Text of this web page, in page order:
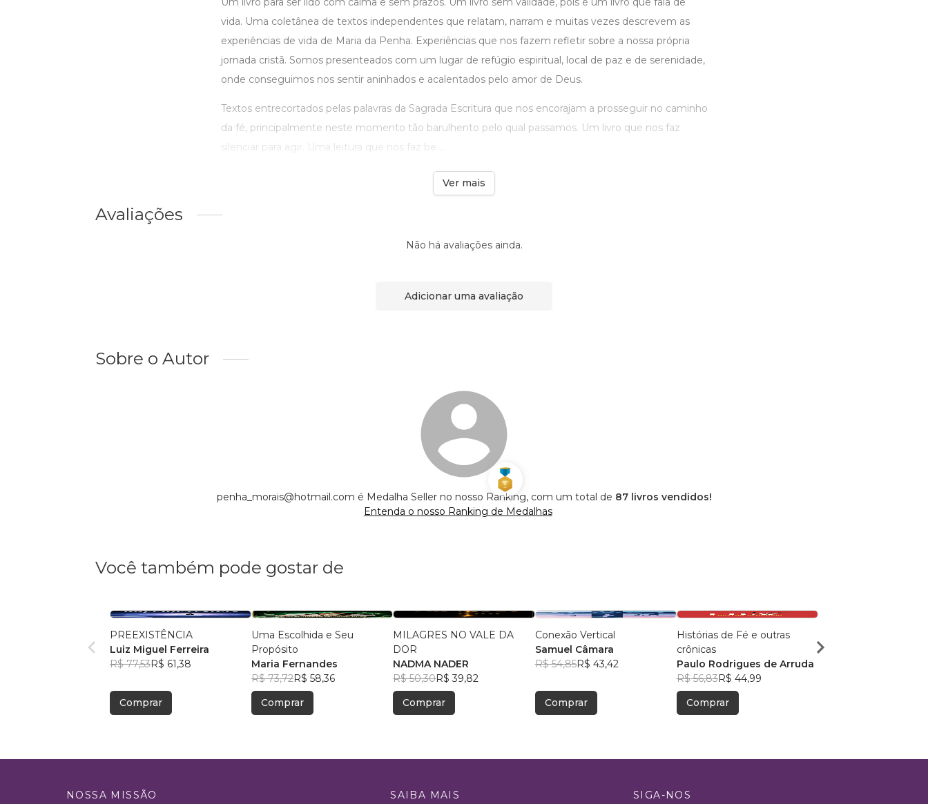
vida. Uma coletânea de textos independentes que relatam, narram e muitas vezes descrevem as
experiências de vida de Maria da Penha. Experiências que nos fazem refletir sobre a nossa própria
jornada cristã. Somos presenteados com um lugar de refúgio espiritual, local de paz e de serenidade,
onde conseguimos nos sentir aninhados e acalentados pelo amor de Deus.
Textos entrecortados pelas palavras da Sagrada Escritura que nos encorajam a prosseguir no caminho
da fé, principalmente neste momento tão barulhento pelo qual passamos. Um livro que nos faz
silenciar para agir. Uma leitura que nos faz be ...
Ver mais
Avaliações
Não há avaliações ainda.
Adicionar uma avaliação
Sobre o Autor
penha_morais@hotmail.com é Medalha Seller no nosso Ranking, com um total de 87 livros vendidos!
Entenda o nosso Ranking de Medalhas
Você também pode gostar de
PREEXISTÊNCIA
Luiz Miguel Ferreira
R$ 77,53R$ 61,38
Comprar
Uma Escolhida e Seu
Propósito
Maria Fernandes
R$ 73,72R$ 58,36
Comprar
MILAGRES NO VALE DA
DOR
NADMA NADER
R$ 50,30R$ 39,82
Comprar
Conexão Vertical
Samuel Câmara
R$ 54,85R$ 43,42
Comprar
Histórias de Fé e outras
crônicas
Paulo Rodrigues de Arruda
R$ 56,83R$ 44,99
Comprar
Cleiton Cassio Bach
NOSSA MISSÃO SAIBA MAIS SIGA-NOS